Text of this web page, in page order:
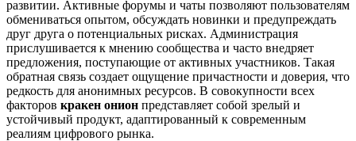
развитии. Активные форумы и чаты позволяют пользователям
обмениваться опытом, обсуждать новинки и предупреждать
друг друга о потенциальных рисках. Администрация
прислушивается к мнению сообщества и часто внедряет
предложения, поступающие от активных участников. Такая
обратная связь создает ощущение причастности и доверия, что
редкость для анонимных ресурсов. В совокупности всех
факторов кракен онион представляет собой зрелый и
устойчивый продукт, адаптированный к современным
реалиям цифрового рынка.